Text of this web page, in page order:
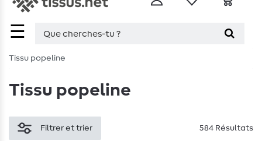
☰
Tissu popeline
Tissu popeline
Filtrer et trier 584 Résultats